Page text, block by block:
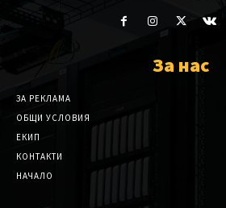
За нас
ЗА РЕКЛАМА
ОБЩИ УСЛОВИЯ
ЕКИП
КОНТАКТИ
НАЧАЛО